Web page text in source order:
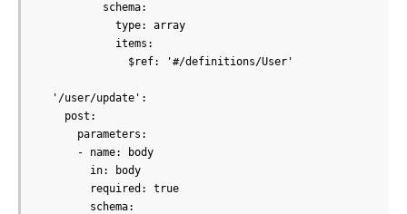
          schema:
            type: array
            items:
              $ref: '#/definitions/User'
  '/user/update':
    post:
      parameters:
      - name: body
        in: body
        required: true
        schema: